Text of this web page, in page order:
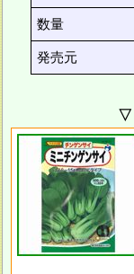
数量
発売元
▽